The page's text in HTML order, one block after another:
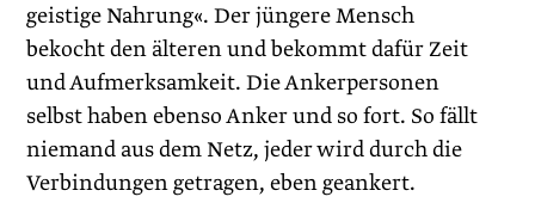
geistige Nahrung«. Der jüngere Mensch
bekocht den älteren und bekommt dafür Zeit
und ­Aufmerksamkeit. Die Ankerpersonen
selbst haben ebenso Anker und so fort. So fällt
­niemand aus dem Netz, jeder wird durch die
Verbindungen getragen, eben geankert.